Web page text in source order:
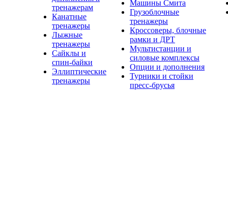
тренажерам
Канатные
тренажеры
Лыжные
тренажеры
Сайклы и
спин-байки
Эллиптические
тренажеры
Машины Смита
Грузоблочные
тренажеры
Кроссоверы, блочные
рамки и ДРТ
Мультистанции и
силовые комплексы
Опции и дополнения
Турники и стойки
пресс-брусья